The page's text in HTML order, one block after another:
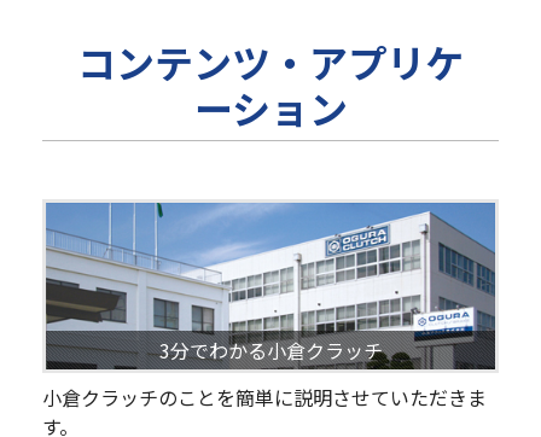
コンテンツ・アプリケ
ーション
3分でわかる小倉クラッチ
小倉クラッチのことを簡単に説明させていただきま
す。